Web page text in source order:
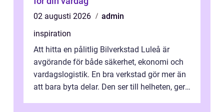
02 augusti 2026
admin
inspiration
Att hitta en pålitlig Bilverkstad Luleå är
avgörande för både säkerhet, ekonomi och
vardagslogistik. En bra verkstad gör mer än
att bara byta delar. Den ser till helheten, ger